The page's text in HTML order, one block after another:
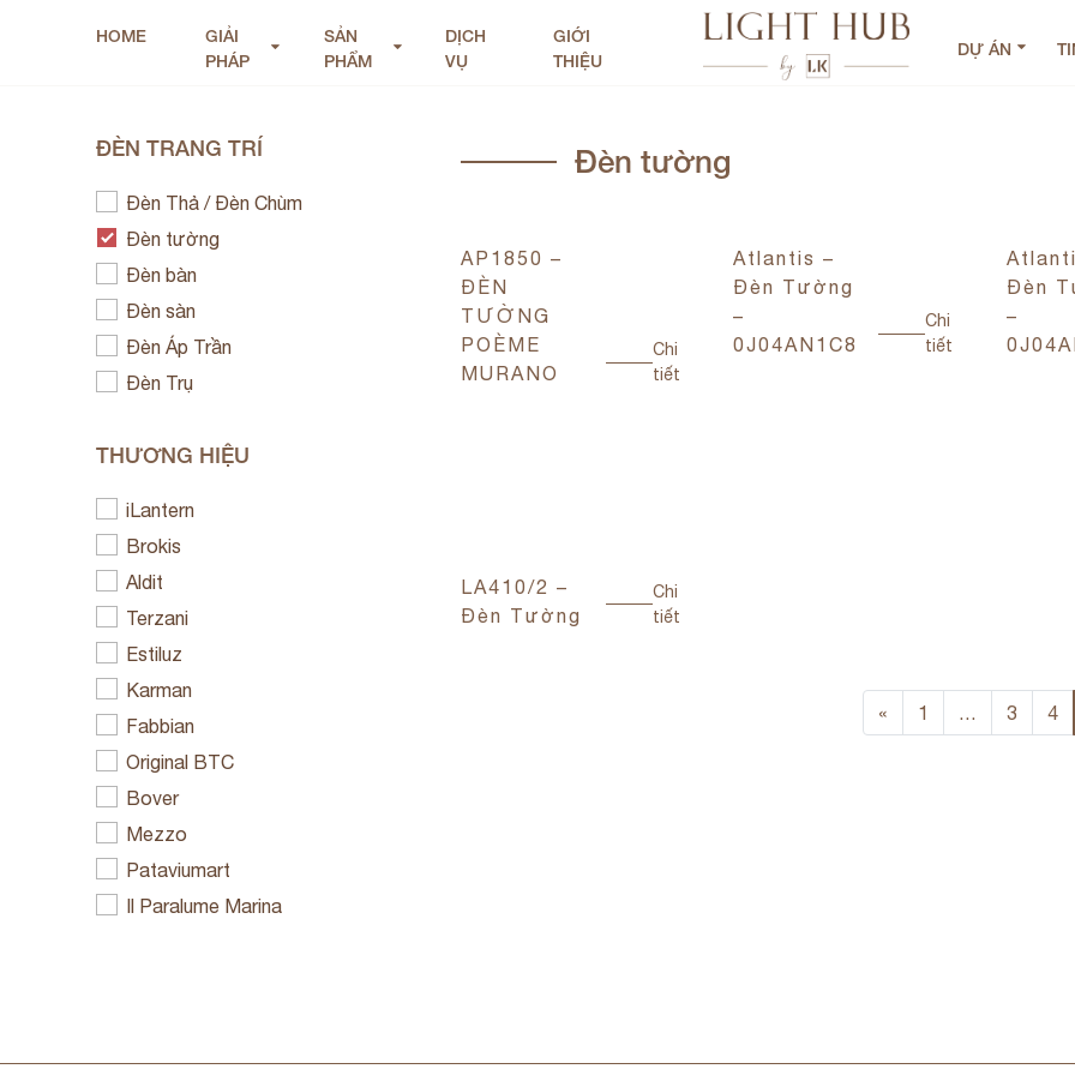
HOME
GIẢI
PHÁP
SẢN
PHẨM
DỊCH
VỤ
GIỚI
THIỆU
DỰ ÁN
ĐÈN TRANG TRÍ
Đèn Thả / Đèn Chùm
Đèn tường
Đèn bàn
Đèn sàn
Đèn Áp Trần
Đèn Trụ
THƯƠNG HIỆU
iLantern
Brokis
Aldit
Terzani
Estiluz
Karman
Fabbian
Original BTC
Bover
Mezzo
Pataviumart
Il Paralume Marina
Đèn tường
AP1850 –
ĐÈN
TƯỜNG
POÈME
MURANO
Chi
tiết
Atlantis –
Đèn Tường
–
0J04AN1C8
Chi
tiết
Đèn
–
LA410/2 –
Đèn Tường
Chi
tiết
« 1 … 3 4